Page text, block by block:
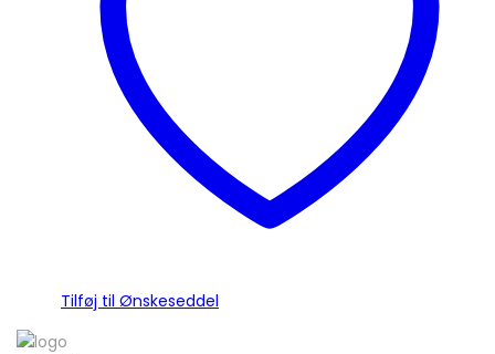
Tilføj til Ønskeseddel